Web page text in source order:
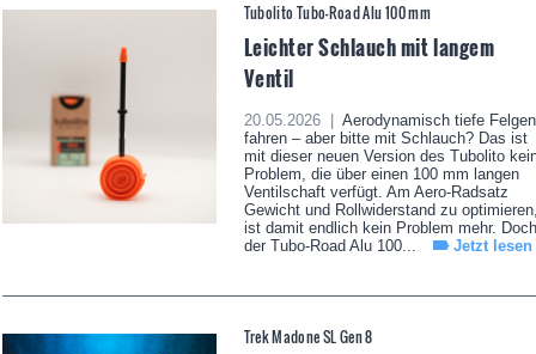
Tubolito Tubo-Road Alu 100 mm
Leichter Schlauch mit langem
Ventil
20.05.2026 |
Aerodynamisch tiefe Felgen
fahren – aber bitte mit Schlauch? Das ist
mit dieser neuen Version des Tubolito
Problem, die über einen 100 mm langen
Ventilschaft verfügt. Am Aero-Radsatz
Gewicht und Rollwiderstand zu
ist damit endlich kein Problem mehr. Doch
der Tubo-Road Alu 100...
Jetzt lesen
Trek Madone SL Gen 8